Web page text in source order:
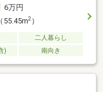
6万円
55.45m2）
二人暮らし
) 南向き